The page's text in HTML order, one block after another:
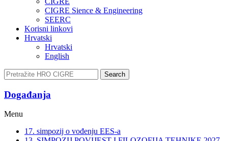
CIGRE Sience & Engineering
SEERC
Korisni linkovi
Hrvatski
Hrvatski
English
Search
Događanja​
Menu
17. simpozij o vođenju EES-a